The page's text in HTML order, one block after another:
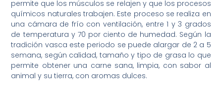
permite que los músculos se relajen y que los procesos
químicos naturales trabajen. Este proceso se realiza en
una cámara de frío con ventilación, entre 1 y 3 grados
de temperatura y 70 por ciento de humedad. Según la
tradición vasca este periodo se puede alargar de 2 a 5
semana, según calidad, tamaño y tipo de grasa lo que
permite obtener una carne sana, limpia, con sabor al
animal y su tierra, con aromas dulces.